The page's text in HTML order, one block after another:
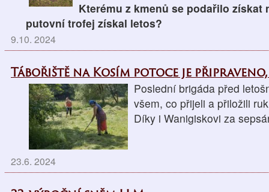
Kterému z kmenů se podařilo získat
putovní trofej získal letos?
9.10. 2024
Tábořiště na Kosím potoce je
Poslední brigáda před
všem, co přijeli a přiložili
Díky i Wanigiskovi za
23.6. 2024